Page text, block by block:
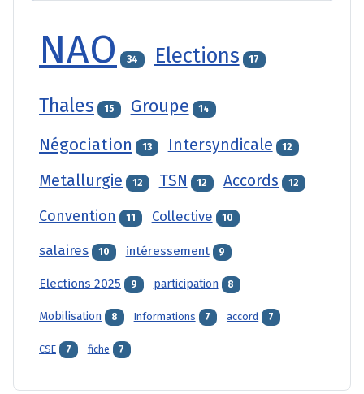
NAO 34 Elections 17
Thales 15 Groupe 14
Négociation 13 Intersyndicale 12
Metallurgie 12 TSN 12 Accords 12
Convention 11 Collective 10
salaires 10 intéressement 9
Elections 2025 9 participation 8
Mobilisation 8 Informations 7 accord 7
CSE 7 fiche 7